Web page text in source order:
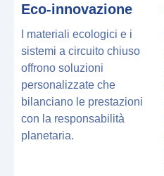
Eco-innovazione
I materiali ecologici e i
sistemi a circuito chiuso
offrono soluzioni
personalizzate che
bilanciano le prestazioni
con la responsabilità
planetaria.